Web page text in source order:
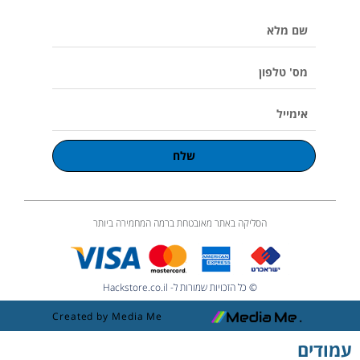
m
שלח
הסליקה באתר מאובטחת ברמה המחמירה ביותר
© כל הזכויות שמורות ל- Hackstore.co.il
Created by Media Me
עמודים